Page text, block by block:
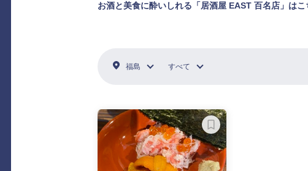
お酒と美食に酔いしれる「居酒屋 EAST 百名店」はこ
福島 すべて